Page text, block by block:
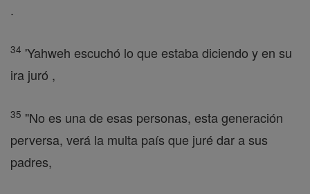
.
34 'Yahweh escuchó lo que estaba diciendo y en su
ira juró ,
35 "No es una de esas personas, esta generación
perversa, verá la multa país que juré dar a sus
padres,